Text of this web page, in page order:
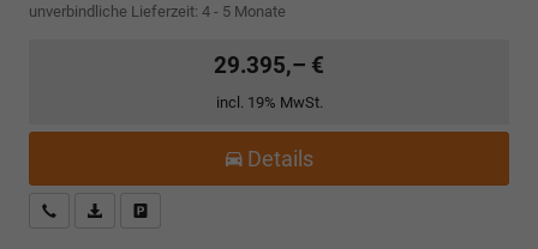
unverbindliche Lieferzeit: 4 - 5 Monate
29.395,– €
incl. 19% MwSt.
Details
Kostenloser Rückruf-Service
PDF-Datei, Fahrzeugexposé drucken